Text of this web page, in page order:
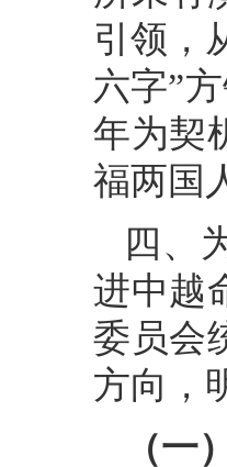
引领，
六字”
年为契
福两国
四、
进中越
委员会
方向，
（一